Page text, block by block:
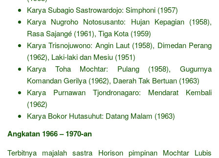
Karya Subagio Sastrowardojo: Simphoni (1957)
Karya Nugroho Notosusanto: Hujan Kepagian (1958),
Rasa Sajangé (1961), Tiga Kota (1959)
Karya Trisnojuwono: Angin Laut (1958), Dimedan Perang
(1962), Laki-laki dan Mesiu (1951)
Karya Toha Mochtar: Pulang (1958), Gugurnya
Komandan Gerilya (1962), Daerah Tak Bertuan (1963)
Karya Purnawan Tjondronagaro: Mendarat Kembali
(1962)
Karya Bokor Hutasuhut: Datang Malam (1963)
Angkatan 1966 – 1970-an
Terbitnya majalah sastra Horison pimpinan Mochtar Lubis